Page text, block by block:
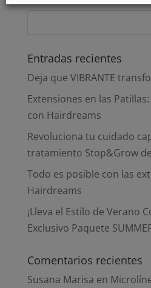
Entradas recientes
Deja que VIBRANTE
Extensiones en las
con Hairdreams
Revoluciona tu cuidado
tratamiento Stop&Grow
Todo es posible con las
Hairdreams
¡Lleva el Estilo de Verano
Exclusivo Paquete
Comentarios recientes
Susana Marisa en